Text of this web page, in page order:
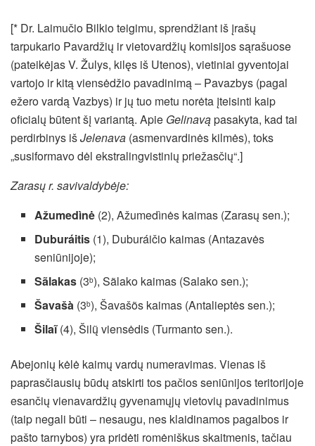
[* Dr. Laimučio Bilkio teigimu, sprendžiant iš įrašų
tarpukario Pavardžių ir vietovardžių komisijos sąrašuose
(pateikėjas V. Žulys, kilęs iš Utenos), vietiniai gyventojai
vartojo ir kitą viensėdžio pavadinimą – Pavazbys (pagal
ežero vardą Vazbys) ir jų tuo metu norėta įteisinti kaip
oficialų būtent šį variantą. Apie Gelinavąpasakyta, kad tai
perdirbinys išJelenava (asmenvardinės kilmės), toks
„susiformavo dėl ekstralingvistinių priežasčių“.]
Zarasų r. savivaldybėje:
Ažumedìnė (2), Ažumedìnės kaimas (Zarasų sen.);
Duburáitis (1), Duburáičio kaimas (Antazavės
seniūnijoje);
Sãlakas (3b), Sãlako kaimas (Salako sen.);
Šavašà (3b), Šavašõs kaimas (Antalieptės sen.);
Šilaĩ(4), Šilų̃ viensėdis (Turmanto sen.).
Abejonių kėlė kaimų vardų numeravimas. Vienas iš
paprasčiausių būdų atskirti tos pačios seniūnijos teritorijoje
esančių vienavardžių gyvenamųjų vietovių pavadinimus
(taip negali būti – nesaugu, nes klaidinamos pagalbos ir
pašto tarnybos) yra pridėti romėniškus skaitmenis, tačiau